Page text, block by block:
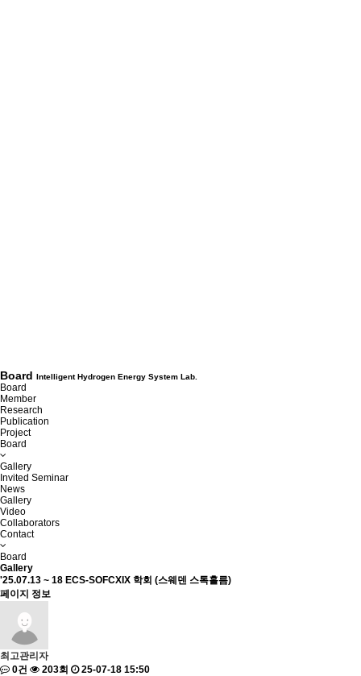
Board Intelligent Hydrogen Energy System Lab.
Board
Member
Research
Publication
Project
Board
Gallery
Invited Seminar
News
Gallery
Video
Collaborators
Contact
Board
Gallery
'25.07.13 ~ 18 ECS-SOFCXIX 학회 (스웨덴 스톡홀름)
페이지 정보
최고관리자
0건
203회
25-07-18 15:50